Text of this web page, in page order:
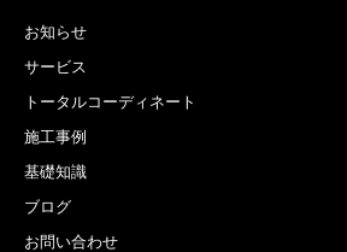
お知らせ
サービス
トータルコーディネート
施工事例
基礎知識
ブログ
お問い合わせ